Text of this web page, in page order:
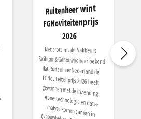
Ruitenheer wint
FGNoviteitenprijs
2026
Met trots maakt Vakbeurs
Facilitair & Gebouwbeheer bekend
dat Ruitenheer Nederland de
FGNoviteitenprijs 2026 heeft
gewonnen met de inzending:
Drone-technologie en data-
analyse komen samen in